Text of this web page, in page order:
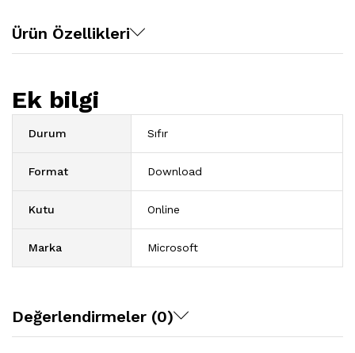
Ürün Özellikleri
Ek bilgi
Durum Sıfır
Format Download
Kutu Online
Marka Microsoft
Değerlendirmeler (0)